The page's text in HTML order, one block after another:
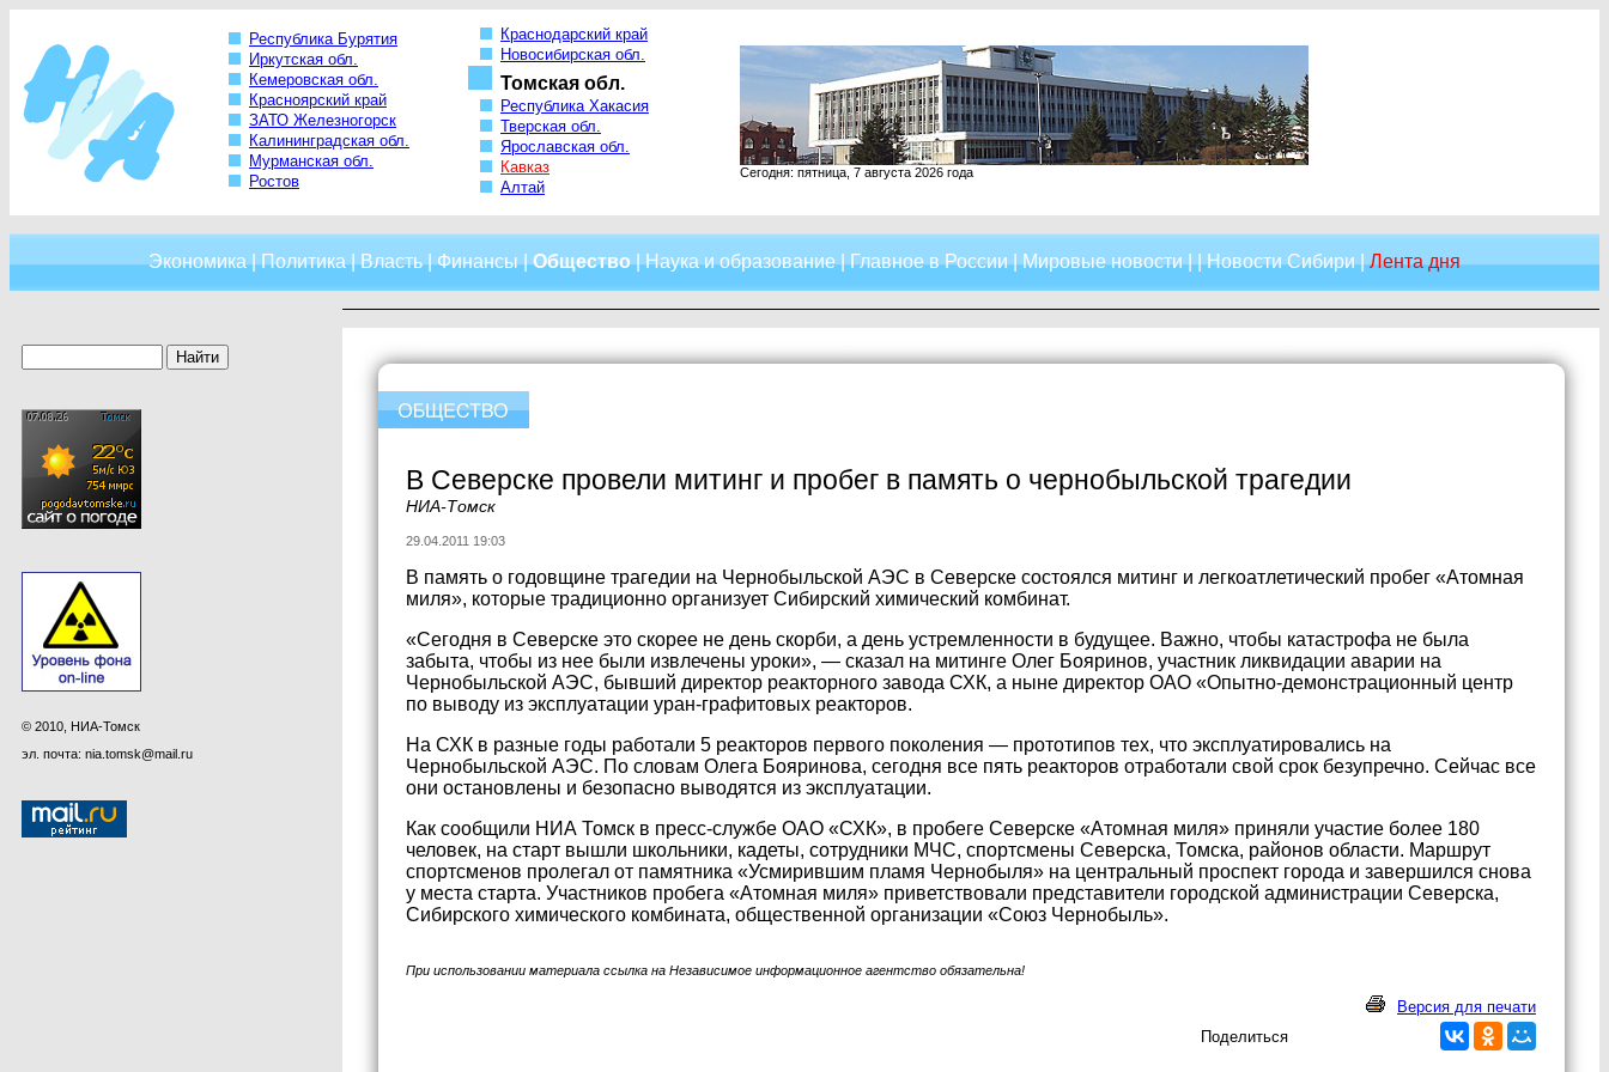
Республика Бурятия
Иркутская обл.
Кемеровская обл.
Красноярский край
ЗАТО Железногорск
Калининградская обл.
Мурманская обл.
Ростов
Краснодарский край
Новосибирская обл.
Томская обл.
Республика Хакасия
Тверская обл.
Ярославская обл.
Кавказ
Алтай
Сегодня: пятница, 7 августа 2026 года
Экономика|Политика|Власть|Финансы|Общество|Наука и образование|Главное в России|Мировые новости| |Новости Сибири|Лента дня
© 2010, НИА-Томск
эл. почта: nia.tomsk@mail.ru
В Северске провели митинг и пробег в память о чернобыльской трагедии
НИА-Томск
29.04.2011 19:03
В память о годовщине трагедии на Чернобыльской АЭС в Северске состоялся митинг и легкоатлетический пробег «Атомная
миля», которые традиционно организует Сибирский химический комбинат.
«Сегодня в Северске это скорее не день скорби, а день устремленности в будущее. Важно, чтобы катастрофа не была
забыта, чтобы из нее были извлечены уроки», — сказал на митинге Олег Бояринов, участник ликвидации аварии на
Чернобыльской АЭС, бывший директор реакторного завода СХК, а ныне директор ОАО «Опытно-демонстрационный центр
по выводу из эксплуатации уран-графитовых реакторов.
На СХК в разные годы работали 5 реакторов первого поколения — прототипов тех, что эксплуатировались на
Чернобыльской АЭС. По словам Олега Бояринова, сегодня все пять реакторов отработали свой срок безупречно. Сейчас все
они остановлены и безопасно выводятся из эксплуатации.
Как сообщили НИА Томск в пресс-службе ОАО «СХК», в пробеге Северске «Атомная миля» приняли участие более 180
человек, на старт вышли школьники, кадеты, сотрудники МЧС, спортсмены Северска, Томска, районов области. Маршрут
спортсменов пролегал от памятника «Усмирившим пламя Чернобыля» на центральный проспект города и завершился снова
у места старта. Участников пробега «Атомная миля» приветствовали представители городской администрации Северска,
Сибирского химического комбината, общественной организации «Союз Чернобыль».
При использовании материала ссылка на Независимое информационное агентство обязательна!
Версия для печати
Поделиться